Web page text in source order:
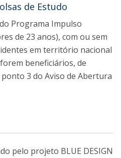
de Estudo
Programa Impulso
de 23 anos), com ou sem
em território nacional
beneficiários, de
3 do Aviso de Abertura
pelo projeto BLUE DESIGN